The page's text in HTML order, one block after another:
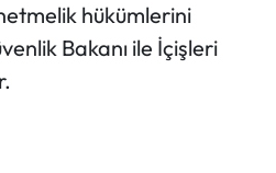
hükümlerini
Bakanı ile İçişleri